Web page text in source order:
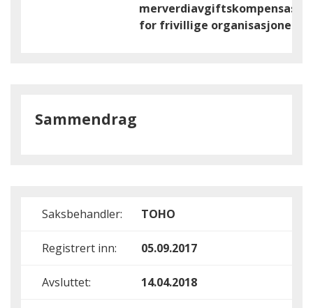
for frivillige organisasjoner
Sammendrag
Saksbehandler: TOHO
Registrert inn: 05.09.2017
Avsluttet: 14.04.2018